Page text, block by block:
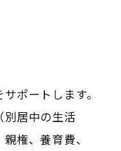
ポートします。
別居中の生活
権、養育費、